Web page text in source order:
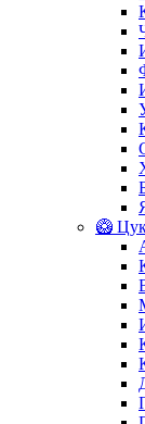
🥝